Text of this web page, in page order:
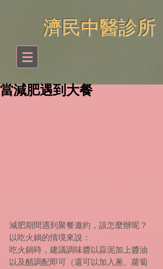
​濟民中醫診所
當減肥遇到大餐
減肥期間遇到聚餐邀約，該怎麼辦呢？
以吃火鍋的情境來說：
吃火鍋時，建議調味醬以蒜泥加上醬油
以及醋調配即可（還可以加入蔥、蘿蔔